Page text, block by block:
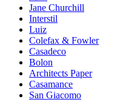
Jane Churchill
Interstil
Luiz
Colefax & Fowler
Casadeco
Bolon
Architects Paper
Casamance
San Giacomo